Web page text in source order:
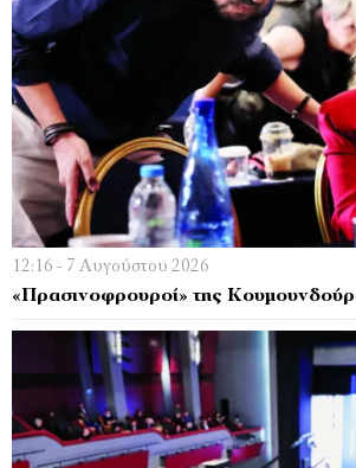
12:16 - 7 Αυγούστου 2026
«Πρασινοφρουροί» της